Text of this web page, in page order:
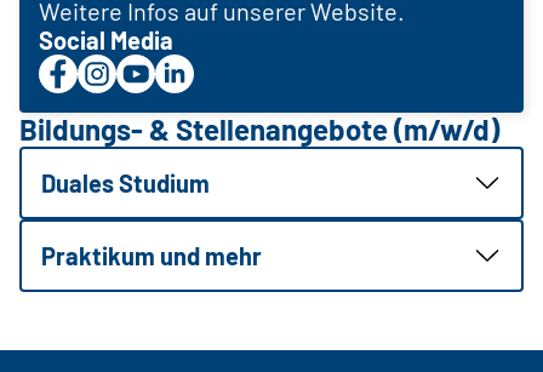
Weitere Infos auf unserer Website.
Social Media
Bildungs- & Stellenangebote (m/w/d)
Duales Studium
Praktikum und mehr